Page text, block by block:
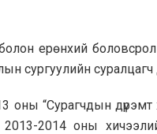
ерөнхий
сургуулийн суралцагч
оны “Сурагчдын
2013-2014 оны